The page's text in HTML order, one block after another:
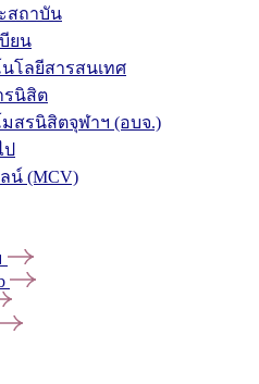
สถาบัน
ยน
โลยีสารสนเทศ
รนิสิต
สรนิสิตจุฬาฯ (อบจ.)
น์ (MCV)